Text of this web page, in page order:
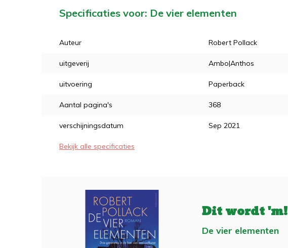
Specificaties voor: De vier elementen
Auteur Robert Pollack
uitgeverij Ambo|Anthos
uitvoering Paperback
Aantal pagina's 368
verschijningsdatum Sep 2021
Bekijk alle specificaties
Dit wordt 'm!
De vier elementen